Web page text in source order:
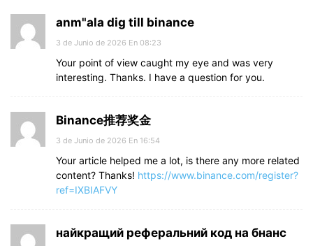
anm"ala dig till binance
3 de Junio de 2026 En 08:23
Your point of view caught my eye and was very
interesting. Thanks. I have a question for you.
Binance推荐奖金
3 de Junio de 2026 En 16:54
Your article helped me a lot, is there any more related
content? Thanks! https://www.binance.com/register?
ref=IXBIAFVY
найкращий реферальний код на бнанс